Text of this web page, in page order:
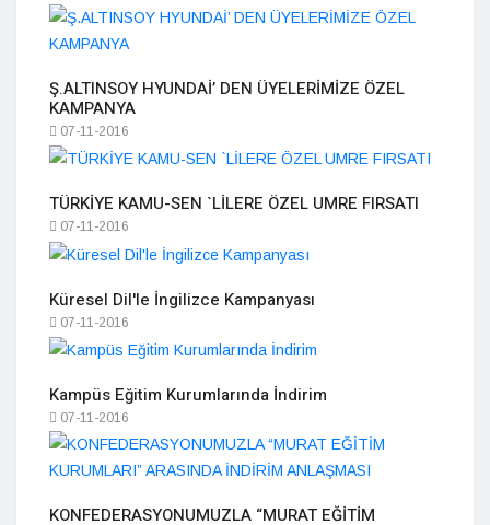
Ş.ALTINSOY HYUNDAİ’ DEN ÜYELERİMİZE ÖZEL
KAMPANYA
07-11-2016
TÜRKİYE KAMU-SEN `LİLERE ÖZEL UMRE FIRSATI
07-11-2016
Küresel Dil'le İngilizce Kampanyası
07-11-2016
Kampüs Eğitim Kurumlarında İndirim
07-11-2016
KONFEDERASYONUMUZLA “MURAT EĞİTİM